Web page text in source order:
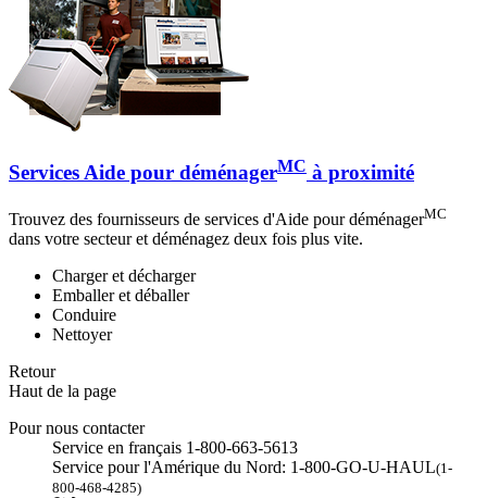
Services Aide pour déménagerMC à proximité
Trouvez des fournisseurs de services d'Aide pour déménagerMC
dans votre secteur et déménagez deux fois plus vite.
Charger et décharger
Emballer et déballer
Conduire
Nettoyer
Retour
Haut de la page
Pour nous contacter
Service en français 1-800-663-5613
Service pour l'Amérique du Nord: 1-800-GO-U-HAUL(1-
800-468-4285)